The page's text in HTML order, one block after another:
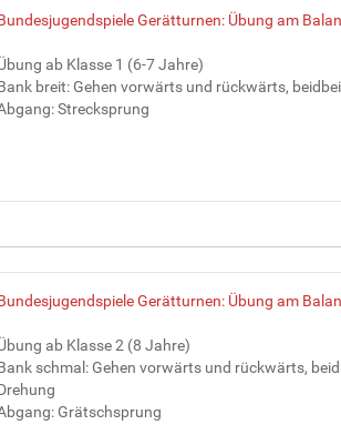
Gerätturnen: Übung am
ab Klasse 1 (6-7 Jahre)
breit: Gehen vorwärts und rückwärts,
Strecksprung
Gerätturnen: Übung am
ab Klasse 2 (8 Jahre)
schmal: Gehen vorwärts und rückwärts,
Grätschsprung